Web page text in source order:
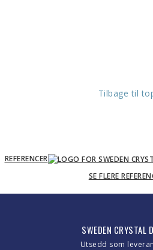
Tilbage til
REFERENCER
SE FLERE
SWEDEN CRYSTAL
Utsedd som